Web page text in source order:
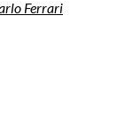
Ferrari